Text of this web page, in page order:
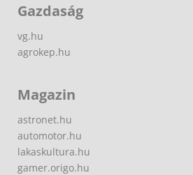
Gazdaság
vg.hu
agrokep.hu
Magazin
astronet.hu
automotor.hu
lakaskultura.hu
gamer.origo.hu